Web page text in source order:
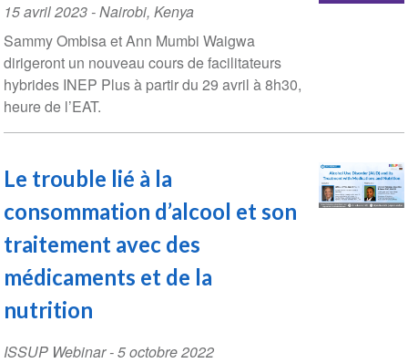
Event
Date
15 avril 2023-Nairobi, Kenya
Sammy Ombisa et Ann Mumbi Waigwa
dirigeront un nouveau cours de facilitateurs
hybrides INEP Plus à partir du 29 avril à 8h30,
heure de l’EAT.
Le trouble lié à la
consommation d’alcool et son
traitement avec des
médicaments et de la
nutrition
ISSUP Webinar-5 octobre 2022